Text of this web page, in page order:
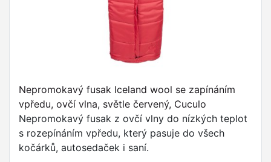
Nepromokavý fusak Iceland wool se zapínáním
vpředu, ovčí vlna, světle červený, Cuculo
Nepromokavý fusak z ovčí vlny do nízkých teplot
s rozepínáním vpředu, který pasuje do všech
kočárků, autosedaček i saní.